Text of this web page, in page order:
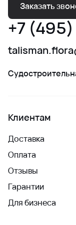
Заказать
+7
Клиентам
Доставка
Оплата
Отзывы
Гарантии
Для бизнеса